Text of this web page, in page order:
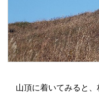
山頂に着いてみると、